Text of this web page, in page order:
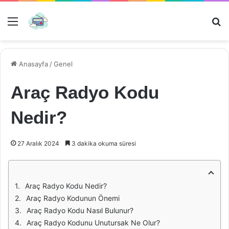
Menü
Anasayfa /Genel
Araç Radyo Kodu
Nedir?
27 Aralık 2024 3 dakika okuma süresi
Araç Radyo Kodu Nedir?
Araç Radyo Kodunun Önemi
Araç Radyo Kodu Nasıl Bulunur?
Araç Radyo Kodunu Unutursak Ne Olur?